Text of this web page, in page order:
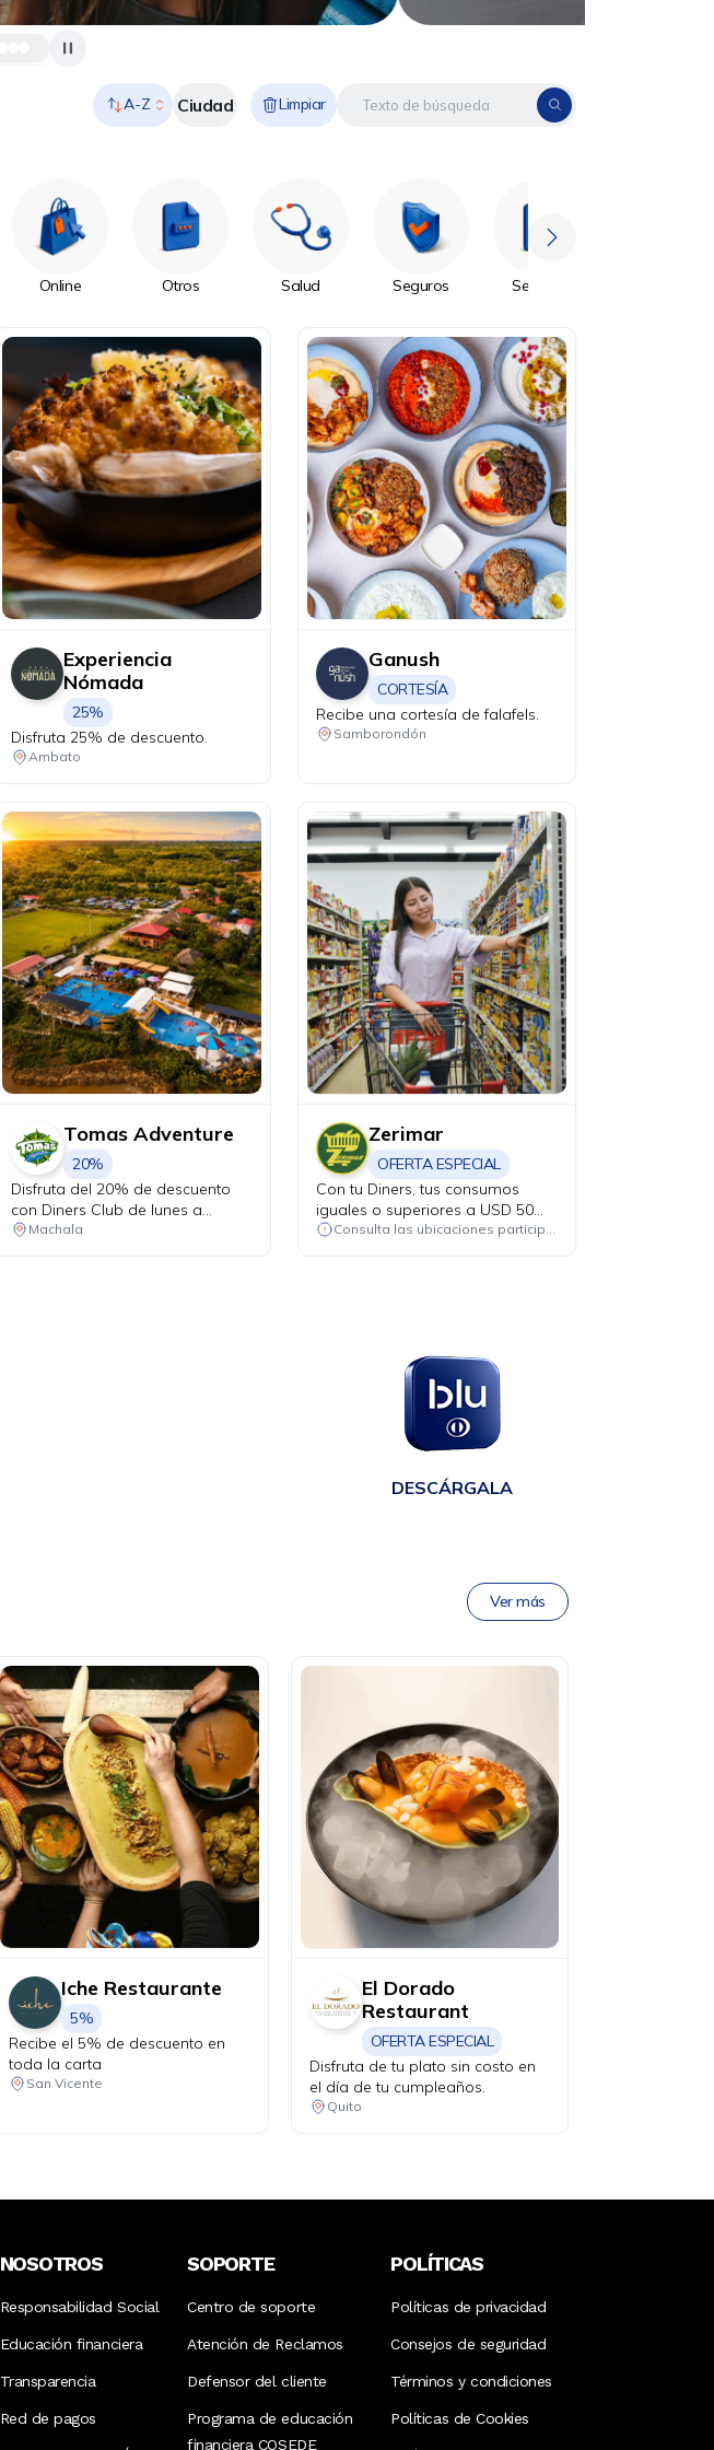
A-Z Ciudad Limpiar
Online Otros Salud Seguros Servicios
Experiencia
Nómada
25%
Disfruta 25% de descuento.
Ambato
Ganush
CORTESÍA
Recibe una cortesía de falafels.
Samborondón
Tomas Adventure
20%
Disfruta del 20% de descuento
con Diners Club de lunes a
viernes.
Machala
Zerimar
OFERTA ESPECIAL
Con tu Diners, tus consumos
iguales o superiores a USD 50
participan en el sorteo de un
Consulta las ubicaciones participantes
DESCÁRGALA
Ver más
Iche Restaurante
5%
Recibe el 5% de descuento en
toda la carta
San Vicente
El Dorado
Restaurant
OFERTA ESPECIAL
Disfruta de tu plato sin costo en
el día de tu cumpleaños.
Quito
NOSOTROS
Responsabilidad Social
Educación financiera
Transparencia
Red de pagos
SOPORTE
Centro de soporte
Atención de Reclamos
Defensor del cliente
Programa de educación
POLÍTICAS
Políticas de privacidad
Consejos de seguridad
Términos y condiciones
Políticas de Cookies